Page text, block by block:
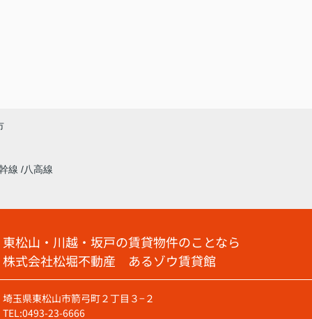
線 八高線
東松山・川越・坂戸の賃貸物件のことなら
株式会社松堀不動産 あるゾウ賃貸館
埼玉県東松山市箭弓町２丁目３−２
TEL:0493-23-6666